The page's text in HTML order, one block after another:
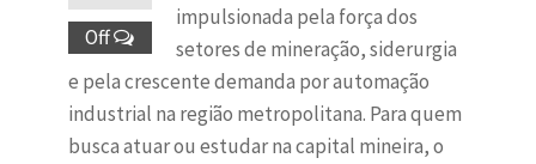
Off
impulsionada pela força dos
setores de mineração, siderurgia
e pela crescente demanda por automação
industrial na região metropolitana. Para quem
busca atuar ou estudar na capital mineira, o